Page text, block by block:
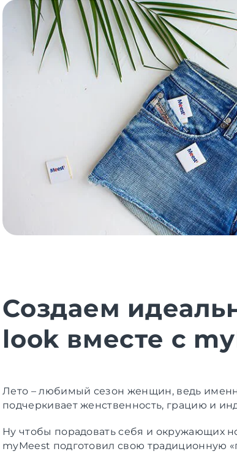
Создаем
look вместе с
Лето – любимый сезон женщин, ведь
подчеркивает женственность, грацию и
Ну чтобы порадовать себя и окружающих
myMeest подготовил свою традиционную